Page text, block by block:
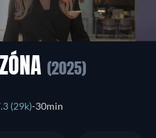
(2025)
(29k) 30min